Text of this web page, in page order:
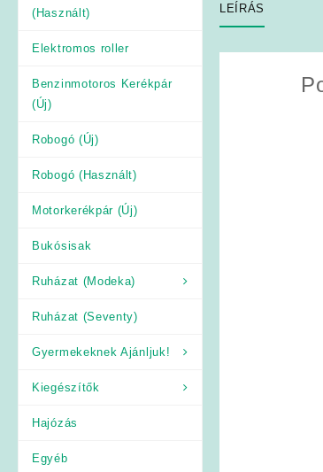
(Használt)
Elektromos roller
Benzinmotoros Kerékpár
(Új)
Robogó (Új)
Robogó (Használt)
Motorkerékpár (Új)
Bukósisak
Ruházat (Modeka)
Ruházat (Seventy)
Gyermekeknek Ajánljuk!
Kiegészítők
Hajózás
Egyéb
LEÍRÁS